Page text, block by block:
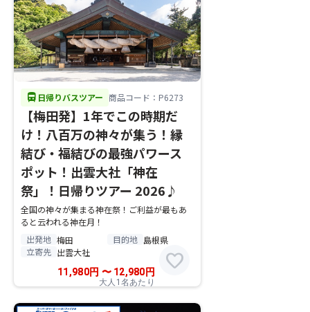
directions_bus 日帰りバスツアー 商品コード：P6273
【梅田発】1年でこの時期だ
け！八百万の神々が集う！縁
結び・福結びの最強パワース
ポット！出雲大社「神在
祭」！日帰りツアー 2026♪
全国の神々が集まる神在祭！ご利益が最もあ
ると云われる神在月！
出発地 梅田 目的地 島根県
立寄先 出雲大社
11,980円 〜12,980 円
大人1名あたり
favorite